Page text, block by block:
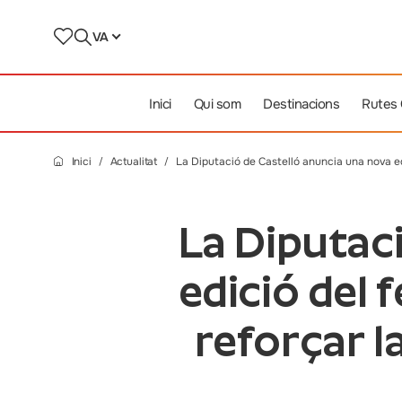
VA
Inici Qui som Destinacions Rutes
Inici Actualitat La Diputació de Castelló anuncia una nova
La
edició del
reforçar